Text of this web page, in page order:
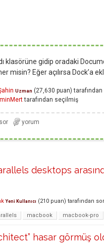
klasörüne gidip oradaki
misin? Eğer açılırsa Dock’a
Uzman (27,630 puan) tarafından
tarafından seçilmiş
desktops
Yeni Kullanıcı (210 puan) tarafından
macbook macbook-pro
hasar görmüş